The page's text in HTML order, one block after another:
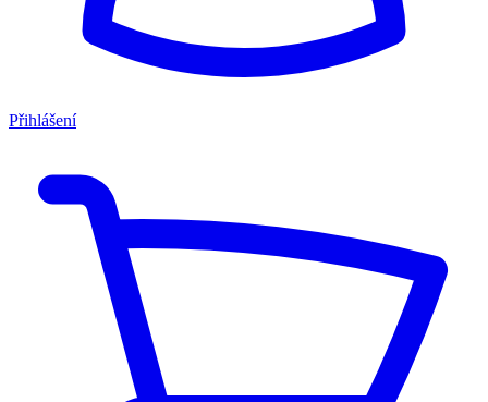
Přihlášení